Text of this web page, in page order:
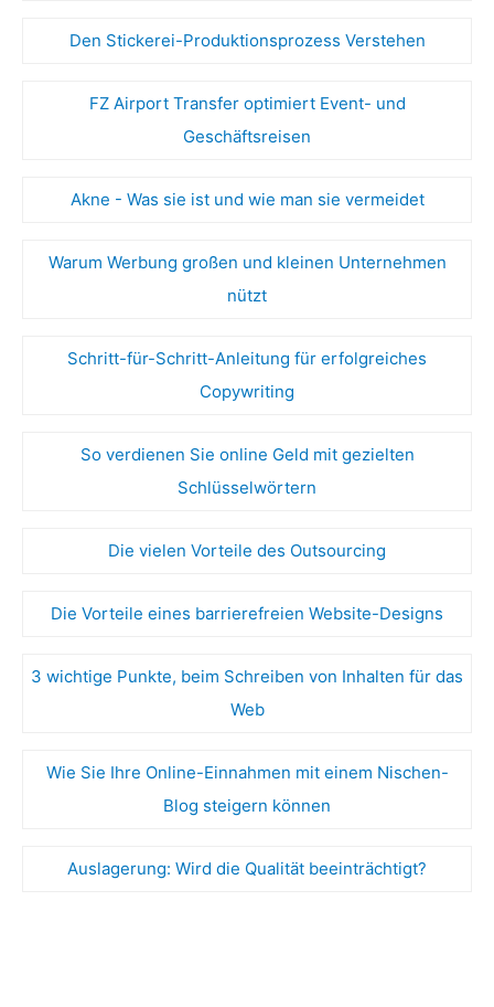
Den Stickerei-Produktionsprozess Verstehen
FZ Airport Transfer optimiert Event- und
Geschäftsreisen
Akne - Was sie ist und wie man sie vermeidet
Warum Werbung großen und kleinen Unternehmen
nützt
Schritt-für-Schritt-Anleitung für erfolgreiches
Copywriting
So verdienen Sie online Geld mit gezielten
Schlüsselwörtern
Die vielen Vorteile des Outsourcing
Die Vorteile eines barrierefreien Website-Designs
3 wichtige Punkte, beim Schreiben von Inhalten für das
Web
Wie Sie Ihre Online-Einnahmen mit einem Nischen-
Blog steigern können
Auslagerung: Wird die Qualität beeinträchtigt?